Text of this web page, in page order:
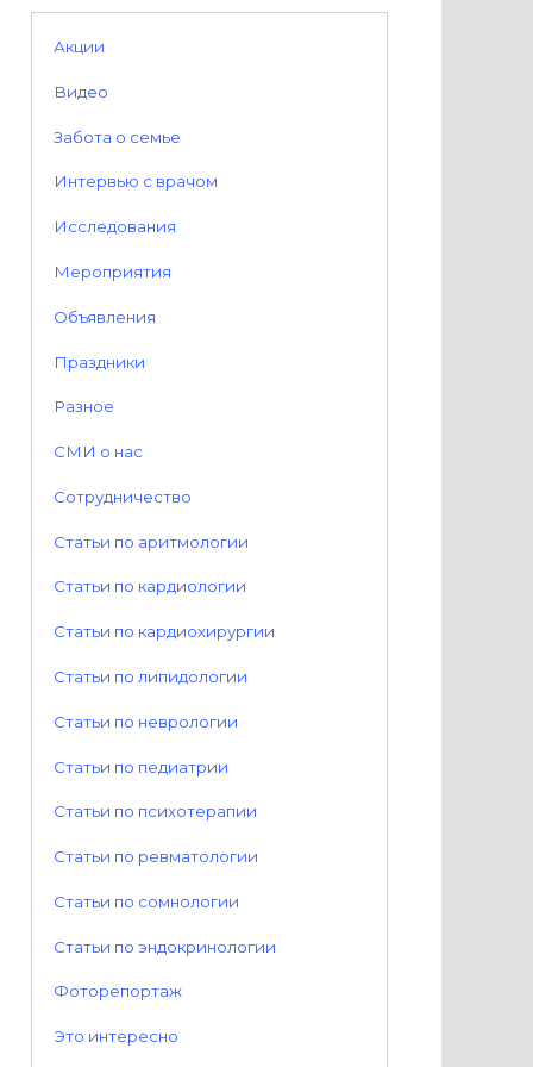
Акции
Видео
Забота о семье
Интервью с врачом
Исследования
Мероприятия
Объявления
Праздники
Разное
СМИ о нас
Сотрудничество
Статьи по аритмологии
Статьи по кардиологии
Статьи по кардиохирургии
Статьи по липидологии
Статьи по неврологии
Статьи по педиатрии
Статьи по психотерапии
Статьи по ревматологии
Статьи по сомнологии
Статьи по эндокринологии
Фоторепортаж
Это интересно